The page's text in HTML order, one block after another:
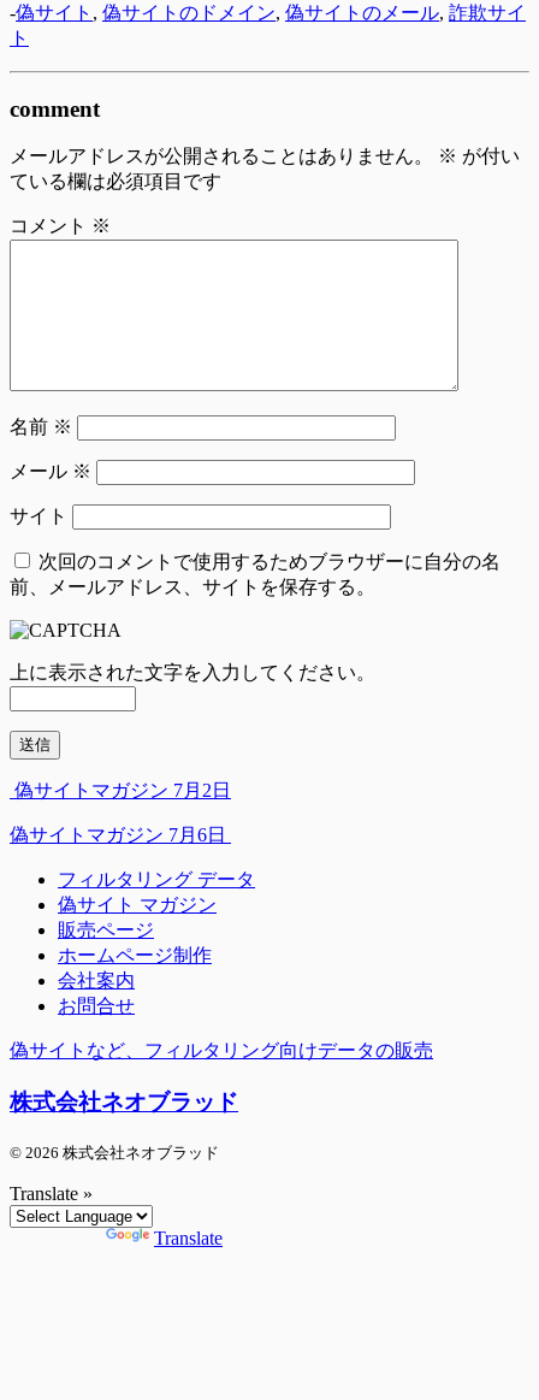
-偽サイト , 偽サイトのドメイン, 偽サイトのメール, 詐欺サイ
ト
comment
メールアドレスが公開されることはありません。 ※ が付い
ている欄は必須項目です
コメント ※
名前 ※
メール ※
サイト
次回のコメントで使用するためブラウザーに自分の名
前、メールアドレス、サイトを保存する。
上に表示された文字を入力してください。
偽サイトマガジン 7月2日
偽サイトマガジン 7月6日
フィルタリング データ
偽サイト マガジン
販売ページ
ホームページ制作
会社案内
お問合せ
偽サイトなど、フィルタリング向けデータの販売
株式会社ネオブラッド
© 2026 株式会社ネオブラッド
Translate »
Translate